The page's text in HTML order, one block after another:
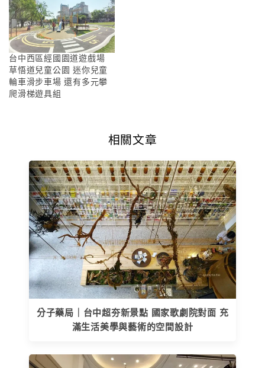
台中西區經國園道遊戲場
草悟道兒童公園 迷你兒童
輪車滑步車場 還有多元攀
爬滑梯遊具組
相關文章
分子藥局｜台中超夯新景點 國家歌劇院對面 充
滿生活美學與藝術的空間設計